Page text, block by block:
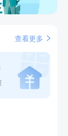
女）查看更多